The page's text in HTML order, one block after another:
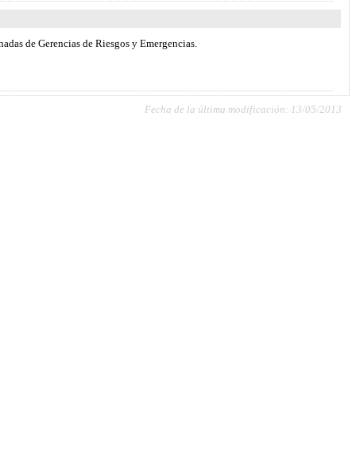
de Gerencias de Riesgos y Emergencias.
Fecha de la última modificación: 13/05/2013